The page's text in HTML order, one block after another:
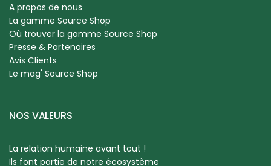
A propos de nous
La gamme Source Shop
Où trouver la gamme Source Shop
Presse & Partenaires
Avis Clients
Le mag' Source Shop
NOS VALEURS
La relation humaine avant tout !
Ils font partie de notre écosystème